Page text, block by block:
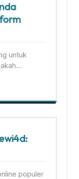
untuk
populer